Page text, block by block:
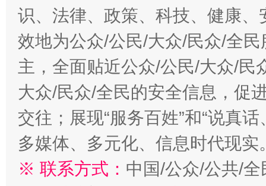
识、法律、政策、科技、健康
效地为公众/公民/大众/民众/全
主，全面贴近公众/公民/大众/民
大众/民众/全民的安全信息，促
交往；展现“服务百姓”和“说真
多媒体、多元化、信息时代现实
※ 联系方式： 中国/公众/公共/